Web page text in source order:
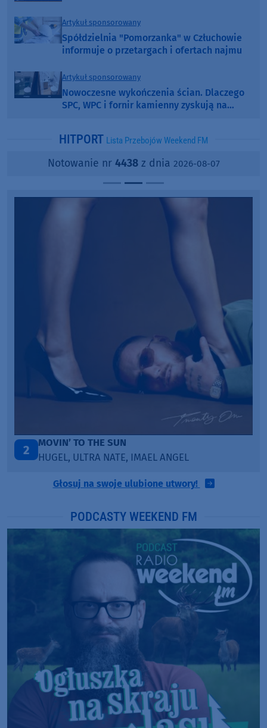
Artykuł sponsorowany
Spółdzielnia "Pomorzanka" w Człuchowie
informuje o przetargach i ofertach najmu
Artykuł sponsorowany
Nowoczesne wykończenia ścian. Dlaczego
SPC, WPC i fornir kamienny zyskują na
HITPORT Lista Przebojów Weekend FM
Notowanie nr 4438z dnia 2026-08-07
3
LEGENDARY LOVERS (SAVE ME)
KATY PERRY & CHIEF KEEF
Głosuj na swoje ulubione utwory!
PODCASTY WEEKEND FM